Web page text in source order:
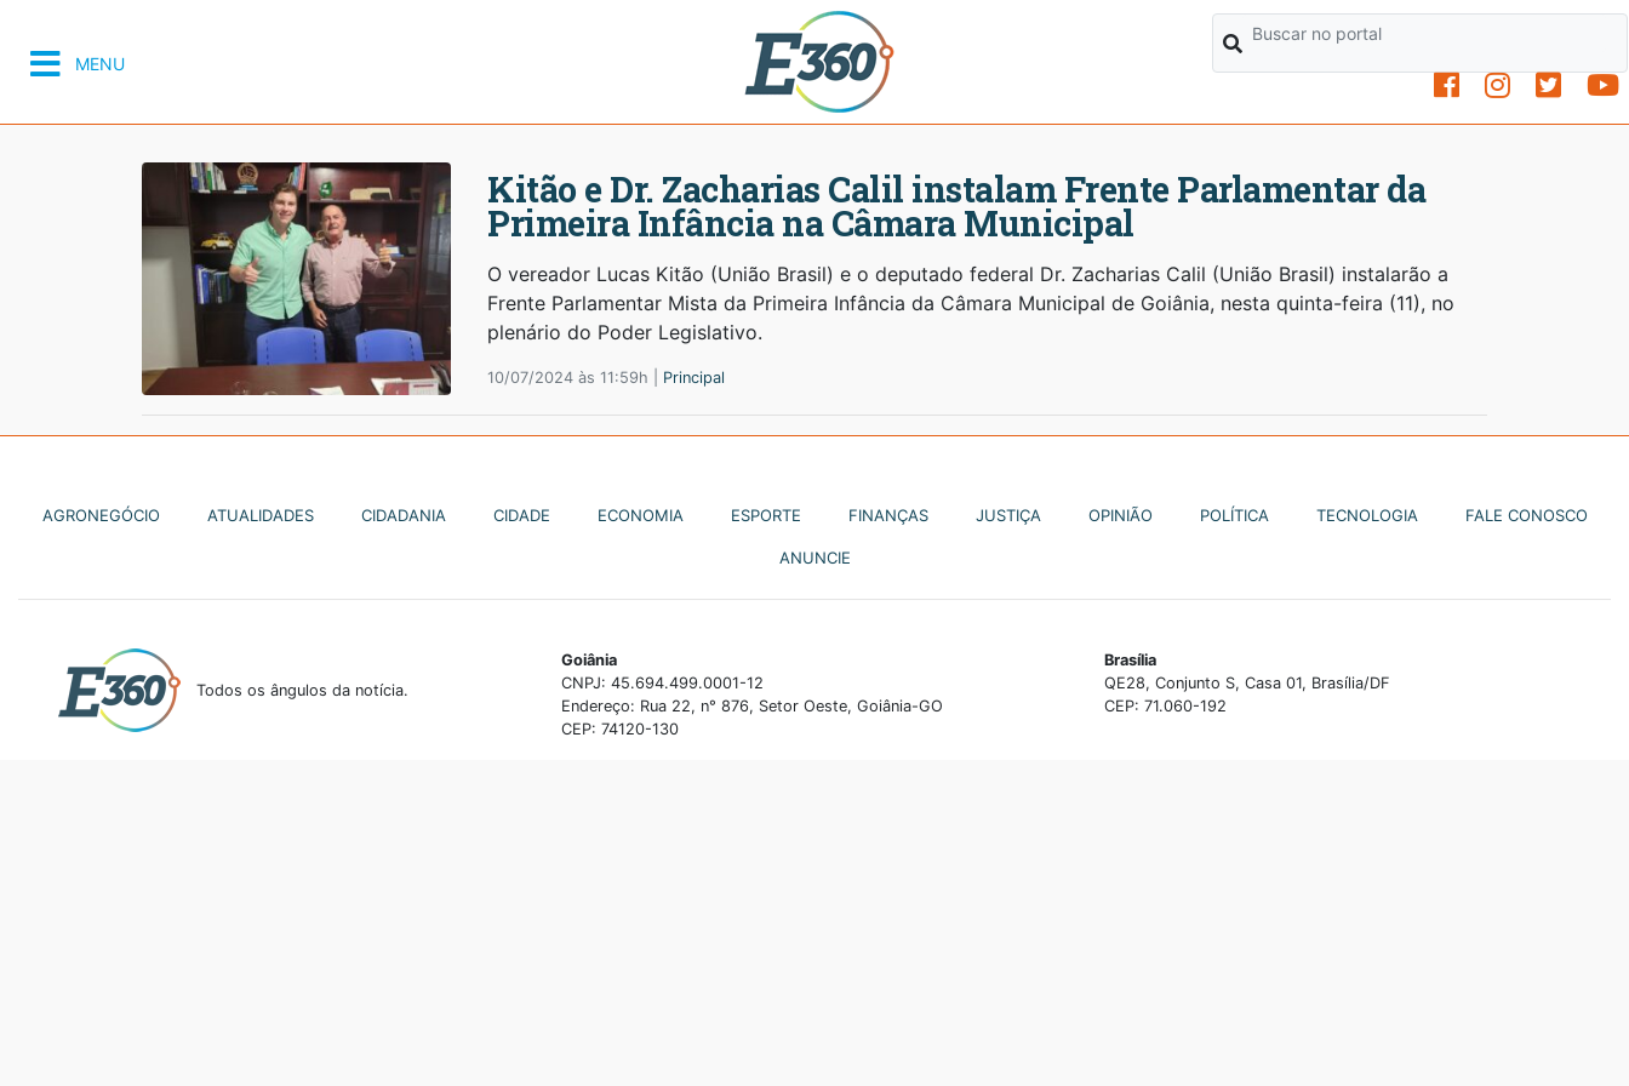
MENU
Kitão e Dr. Zacharias Calil instalam Frente Parlamentar da
Primeira Infância na Câmara Municipal
O vereador Lucas Kitão (União Brasil) e o deputado federal Dr. Zacharias Calil (União Brasil) instalarão a
Frente Parlamentar Mista da Primeira Infância da Câmara Municipal de Goiânia, nesta quinta-feira (11), no
plenário do Poder Legislativo.
10/07/2024 às 11:59h | Principal
AGRONEGÓCIO ATUALIDADES CIDADANIA CIDADE ECONOMIA ESPORTE FINANÇAS JUSTIÇA OPINIÃO POLÍTICA TECNOLOGIA FALE CONOSCO
ANUNCIE
Todos os ângulos da notícia.
Goiânia
CNPJ: 45.694.499.0001-12
Endereço: Rua 22, n° 876, Setor Oeste, Goiânia-GO
CEP: 74120-130
Brasília
QE28, Conjunto S, Casa 01, Brasília/DF
CEP: 71.060-192